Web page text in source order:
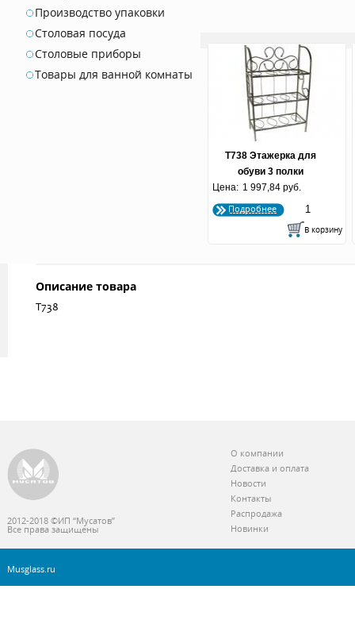
Производство упаковки
Столовая посуда
Столовые приборы
Товары для ванной комнаты
Т738 Этажерка для
обуви 3 полки
Цена: 1 997,84 руб.
Подробнее
Описание товара
Т738
2012-2018 ©ИП “Мусатов”
Все права защищены
О компании
Доставка и оплата
Новости
Контакты
Распродажа
Новинки
Musglass.ru